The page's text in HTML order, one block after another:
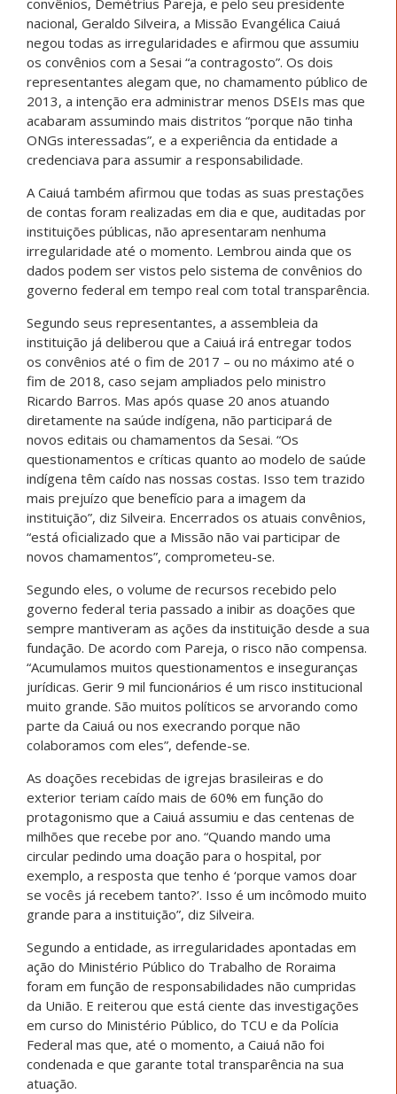
convênios, Demétrius Pareja, e pelo seu presidente
nacional, Geraldo Silveira, a Missão Evangélica Caiuá
negou todas as irregularidades e afirmou que assumiu
os convênios com a Sesai “a contragosto”. Os dois
representantes alegam que, no chamamento público de
2013, a intenção era administrar menos DSEIs mas que
acabaram assumindo mais distritos “porque não tinha
ONGs interessadas”, e a experiência da entidade a
credenciava para assumir a responsabilidade.
A Caiuá também afirmou que todas as suas prestações
de contas foram realizadas em dia e que, auditadas por
instituições públicas, não apresentaram nenhuma
irregularidade até o momento. Lembrou ainda que os
dados podem ser vistos pelo sistema de convênios do
governo federal em tempo real com total transparência.
Segundo seus representantes, a assembleia da
instituição já deliberou que a Caiuá irá entregar todos
os convênios até o fim de 2017 – ou no máximo até o
fim de 2018, caso sejam ampliados pelo ministro
Ricardo Barros. Mas após quase 20 anos atuando
diretamente na saúde indígena, não participará de
novos editais ou chamamentos da Sesai. “Os
questionamentos e críticas quanto ao modelo de saúde
indígena têm caído nas nossas costas. Isso tem trazido
mais prejuízo que benefício para a imagem da
instituição”, diz Silveira. Encerrados os atuais convênios,
“está oficializado que a Missão não vai participar de
novos chamamentos”, comprometeu-se.
Segundo eles, o volume de recursos recebido pelo
governo federal teria passado a inibir as doações que
sempre mantiveram as ações da instituição desde a sua
fundação. De acordo com Pareja, o risco não compensa.
“Acumulamos muitos questionamentos e inseguranças
jurídicas. Gerir 9 mil funcionários é um risco institucional
muito grande. São muitos políticos se arvorando como
parte da Caiuá ou nos execrando porque não
colaboramos com eles”, defende-se.
As doações recebidas de igrejas brasileiras e do
exterior teriam caído mais de 60% em função do
protagonismo que a Caiuá assumiu e das centenas de
milhões que recebe por ano. “Quando mando uma
circular pedindo uma doação para o hospital, por
exemplo, a resposta que tenho é ‘porque vamos doar
se vocês já recebem tanto?’. Isso é um incômodo muito
grande para a instituição”, diz Silveira.
Segundo a entidade, as irregularidades apontadas em
ação do Ministério Público do Trabalho de Roraima
foram em função de responsabilidades não cumpridas
da União. E reiterou que está ciente das investigações
em curso do Ministério Público, do TCU e da Polícia
Federal mas que, até o momento, a Caiuá não foi
condenada e que garante total transparência na sua
atuação.